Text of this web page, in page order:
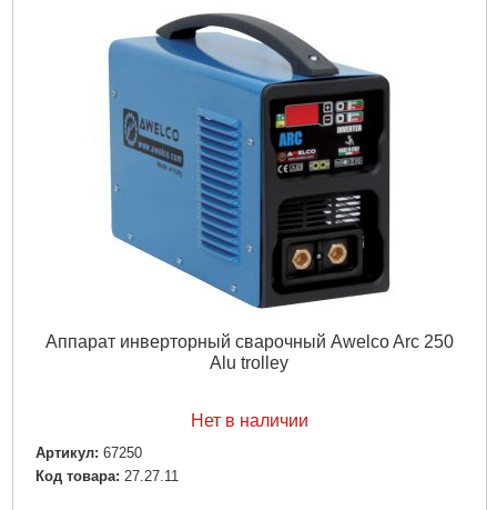
Аппарат инверторный сварочный Awelco Arc 250
Alu trolley
Нет в наличии
Артикул: 67250
Код товара: 27.27.11